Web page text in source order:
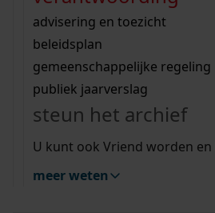
bouwvergunningen
omgevingsvergunningen
vergunningen
beeld en geluid
uitleg nodig?
Wij helpen u op weg met een
bekijk alle zoektips
Wij helpen u op weg met een
bekijk alle zoektips
bekijk ons geschiedenislokaal
advisering en toezicht
beleidsplan
gemeenschappelijke regeling
publiek jaarverslag
steun het archief
U kunt ook Vriend worden
meer weten
zoektips
Mijn Studiezaal (inloggen)